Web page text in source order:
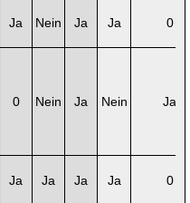
Ja Nein Ja Ja 0
0 Nein Ja Nein Ja
Ja Ja Ja Ja 0